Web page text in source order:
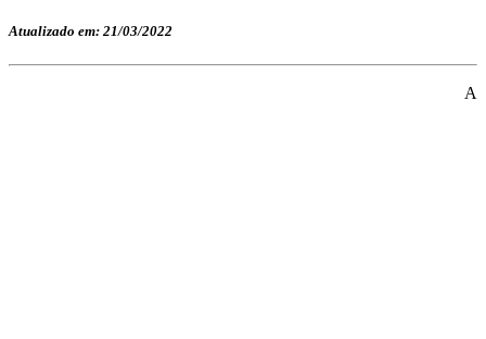
Atualizado em: 21/03/2022
A